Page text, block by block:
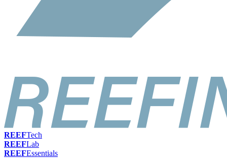
REEFTech
REEFLab
REEFEssentials